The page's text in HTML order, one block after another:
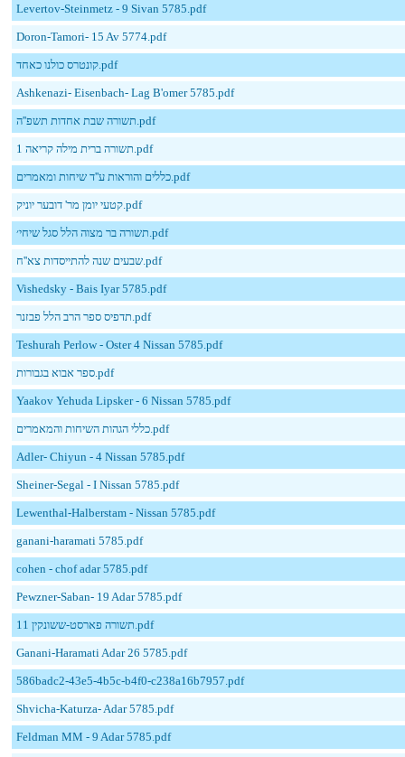
Levertov-Steinmetz - 9 Sivan 5785.pdf
Doron-Tamori- 15 Av 5774.pdf
קונטרס כולנו כאחד.pdf
Ashkenazi- Eisenbach- Lag B'omer 5785.pdf
תשורה שבת אחדות תשפ''ה.pdf
תשורה ברית מילה קריאה 1.pdf
כללים והוראות ע''ד שיחות ומאמרים.pdf
קטעי יומן מר' דובער יוניק.pdf
תשורה בר מצוה הלל סגל שיחי׳.pdf
שבעים שנה להתייסדות צא''ח.pdf
Vishedsky - Bais Iyar 5785.pdf
תדפיס ספר הרב הלל פבזנר.pdf
Teshurah Perlow - Oster 4 Nissan 5785.pdf
ספר אבוא בגבורות.pdf
Yaakov Yehuda Lipsker - 6 Nissan 5785.pdf
כללי הגהות השיחות והמאמרים.pdf
Adler- Chiyun - 4 Nissan 5785.pdf
Sheiner-Segal - I Nissan 5785.pdf
Lewenthal-Halberstam - Nissan 5785.pdf
ganani-haramati 5785.pdf
cohen - chof adar 5785.pdf
Pewzner-Saban- 19 Adar 5785.pdf
תשורה פארסט-ששונקין 11.pdf
Ganani-Haramati Adar 26 5785.pdf
586badc2-43e5-4b5c-b4f0-c238a16b7957.pdf
Shvicha-Katurza- Adar 5785.pdf
Feldman MM - 9 Adar 5785.pdf